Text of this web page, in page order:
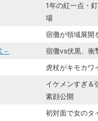
1年の紅一点・
場
宿儺が領域展開
宿儺vs伏黒、衝
虎杖がキモカワ
イケメンすぎ＆
素顔公開
初対面で女のタ